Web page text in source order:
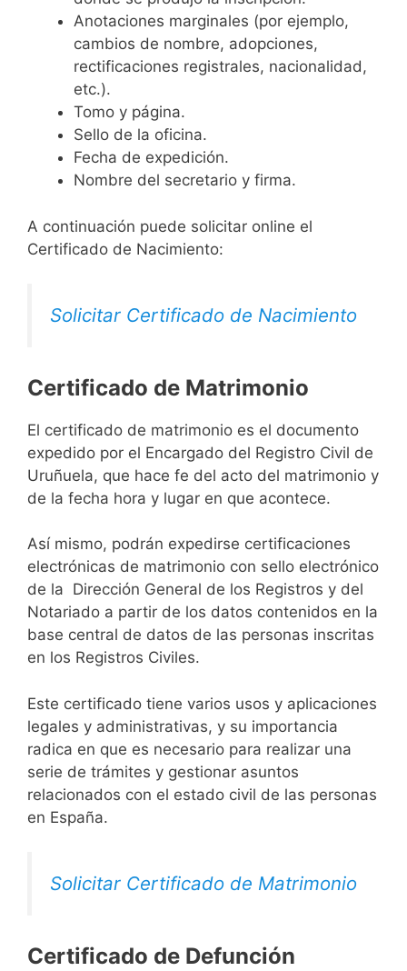
Anotaciones marginales (por ejemplo,
cambios de nombre, adopciones,
rectificaciones registrales, nacionalidad,
etc.).
Tomo y página.
Sello de la oficina.
Fecha de expedición.
Nombre del secretario y firma.
A continuación puede solicitar online el
Certificado de Nacimiento:
Solicitar Certificado de Nacimiento
Certificado de Matrimonio
El certificado de matrimonio es el documento
expedido por el Encargado del Registro Civil de
Uruñuela, que hace fe del acto del matrimonio y
de la fecha hora y lugar en que acontece.
Así mismo, podrán expedirse certificaciones
electrónicas de matrimonio con sello electrónico
de la Dirección General de los Registros y del
Notariado a partir de los datos contenidos en la
base central de datos de las personas inscritas
en los Registros Civiles.
Este certificado tiene varios usos y aplicaciones
legales y administrativas, y su importancia
radica en que es necesario para realizar una
serie de trámites y gestionar asuntos
relacionados con el estado civil de las personas
en España.
Solicitar Certificado de Matrimonio
Certificado de Defunción